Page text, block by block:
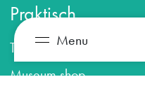
Zien en doen
Menu
Praktisch
Tickets bestellen
Museum shop